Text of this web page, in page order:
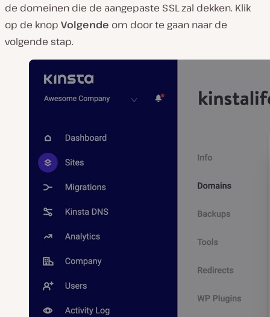
de domeinen die de aangepaste SSL zal dekken. Klik
op de knop Volgende om door te gaan naar de
volgende stap.